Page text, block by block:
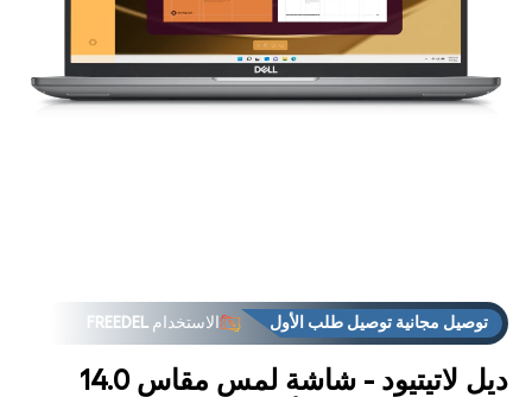
توصيل مجانية توصيل طلب الأول الاستخدام FREEDEL
ديل لاتيتيود - شاشة لمس مقاس 14.0